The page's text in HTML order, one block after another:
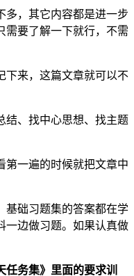
多，其它内容都是进一步
需要了解一下就行，不需
下来，这篇文章就可以不
结、找中心思想、找主题
第一遍的时候就把文章中
基础习题集的答案都在学
一边做习题。如果认真做
务集》里面的要求训